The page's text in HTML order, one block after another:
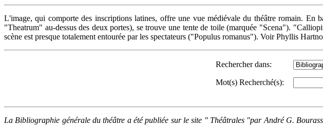
L'image, qui comporte des inscriptions latines, offre une vue médiévale du théâtre romain. En
"Theatrum" au-dessus des deux portes), se trouve une tente de toile (marquée "Scena").
scène est presque totalement entourée par les spectateurs ("Populus romanus"). Voir Phyllis
Rechercher dans:
Mot(s) Recherché(s):
La Bibliographie générale du théâtre a été publiée sur le site " Théâtrales "par André G.